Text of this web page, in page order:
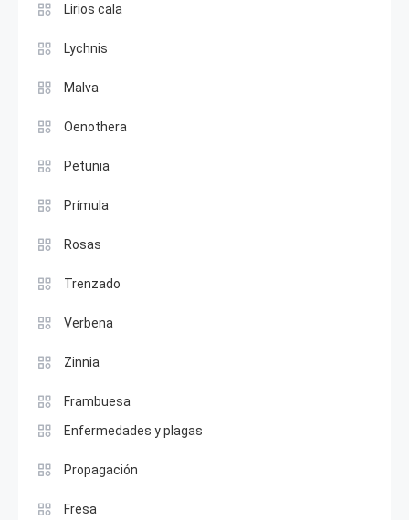
Lirios cala
Lychnis
Malva
Oenothera
Petunia
Prímula
Rosas
Trenzado
Verbena
Zinnia
Frambuesa
Enfermedades y plagas
Propagación
Fresa